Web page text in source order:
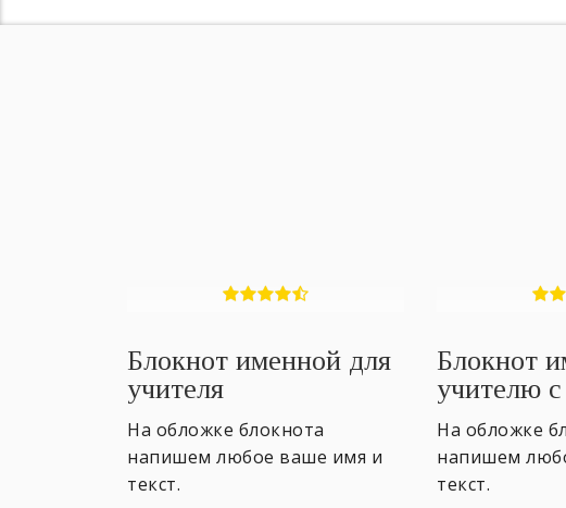
Блокнот именной для
учителя
На обложке блокнота
напишем любое ваше имя и
текст.
Блокнот
учителю
На обложке
напишем
текст.